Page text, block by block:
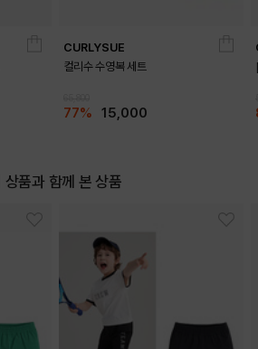
CURLYSUE
컬리수 수영복 세트
77% 15,000
상품과 함께 본 상품